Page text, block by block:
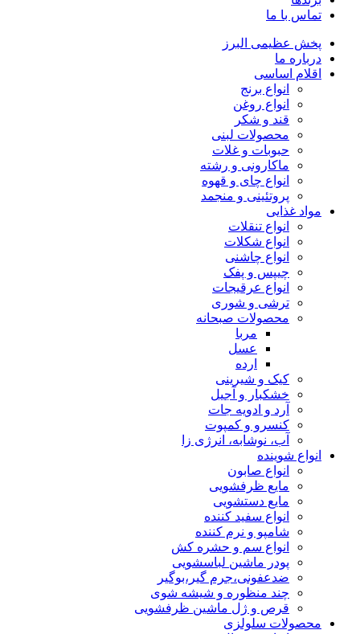
تماس با ما
پخش عظیمی البرز
درباره ما
اقلام اساسی
انواع برنج
انواع روغن
قند و شکر
محصولات لبنی
حبوبات و غلات
ماکارونی و رشته
انواع چای و قهوه
پروتئینی و منجمد
مواد غذایی
انواع تنقلات
انواع شکلات
انواع چاشنی
چیپس و پفک
انواع عرقیجات
ترشی و شوری
محصولات صبحانه
مربا
عسل
ارده
کیک و شیرینی
خشکبار و آجیل
آرد و ادویه جات
کنسرو و کمپوت
آب، نوشابه، انرژی زا
انواع شوینده
انواع صابون
مایع ظرفشویی
مایع دستشویی
انواع سفید کننده
شامپو و نرم کننده
انواع سم و حشره کش
پودر ماشین لباسشویی
ضدعفونی،جرم گیر،بوگیر
چند منظوره و شیشه شوی
قرص و ژل ماشین ظرفشویی
محصولات سلولزی